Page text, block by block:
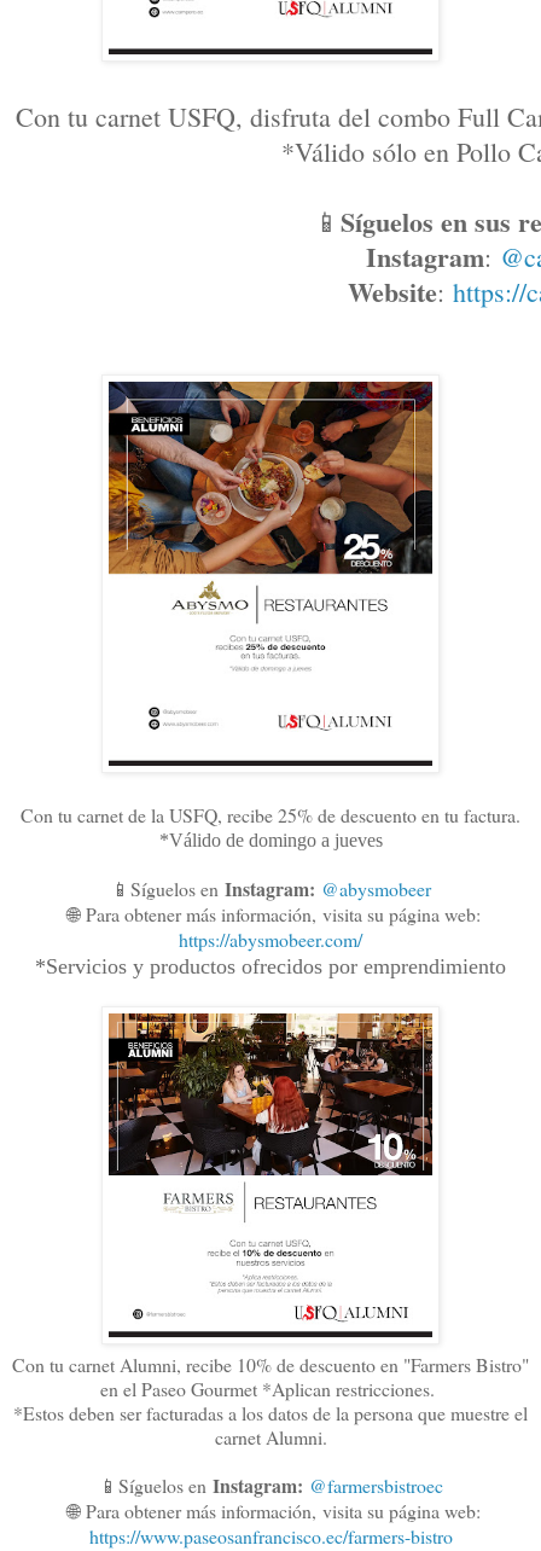
Con tu carnet USFQ, disfruta del combo Full
*Válido sólo en Pollo
📱 Síguelos en sus
Instagram:
Website: https://
Con tu carnet de la USFQ, recibe 25% de descuento en tu factura.
*Válido de domingo a jueves
📱Síguelos en Instagram: @abysmobeer
🌐Para obtener más información, visita su página web:
https://abysmobeer.com/
*Servicios y productos ofrecidos por emprendimiento
Con tu carnet Alumni, recibe 10% de descuento en "Farmers Bistro"
en el Paseo Gourmet *Aplican restricciones.
*Estos deben ser facturadas a los datos de la persona que muestre el
carnet Alumni.
📱Síguelos en Instagram: @farmersbistroec
🌐Para obtener más información, visita su página web:
https://www.paseosanfrancisco.ec/farmers-bistro